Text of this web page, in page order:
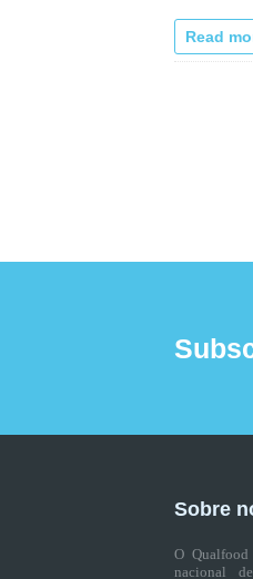
Read
Sobre
O
nacional